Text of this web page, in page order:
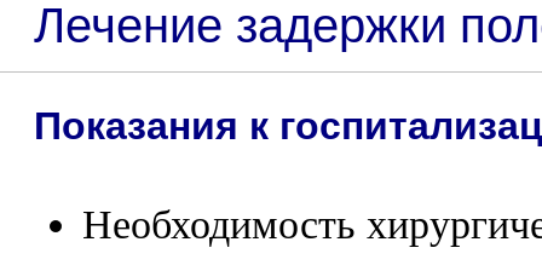
Лечение задержки
Показания к
Необходимость